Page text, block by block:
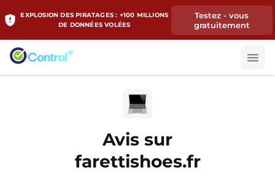
EXPLOSION DES PIRATAGES : +100 MILLIONS
DE DONNÉES VOLÉES
Testez - vous
gratuitement
Avis sur
farettishoes.fr